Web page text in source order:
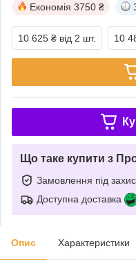
Економія 3750 ₴
10 625 ₴ від 2 шт. 10
Що таке купити з
Замовлення під
Доступна доставка
Опис Характеристики